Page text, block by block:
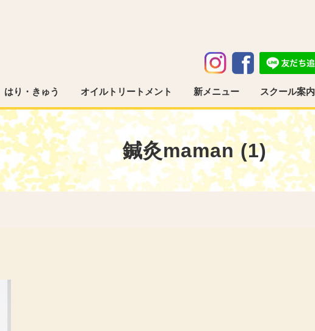
はり・きゅう オイルトリートメント 新メニュー スクール案内
鍼灸maman (1)